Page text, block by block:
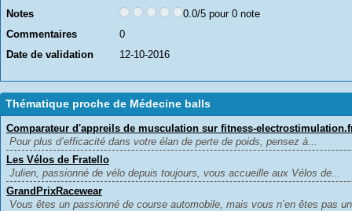
Notes
0.0/5 pour 0 note
Commentaires
0
Date de validation
12-10-2016
Thématique proche de Médecine balls
Comparateur d'appreils de musculation sur fitness-
Pour plus d’efficacité dans votre élan de perte de poids, pensez à...
Les Vélos de Fratello
Julien, passionné de vélo depuis toujours, vous accueille aux Vélos de...
GrandPrixRacewear
Vous êtes un passionné de course automobile, mais vous n’en êtes pas